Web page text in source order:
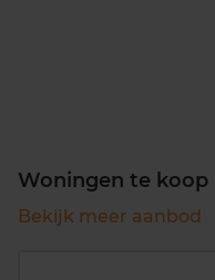
Woningen te
Bekijk meer aanbod